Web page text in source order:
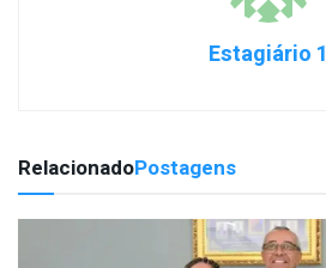
Estagiário 1
RelacionadoPostagens